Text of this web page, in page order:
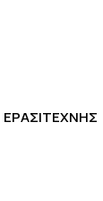
ΕΡΑΣΙΤΕΧΝΗΣ